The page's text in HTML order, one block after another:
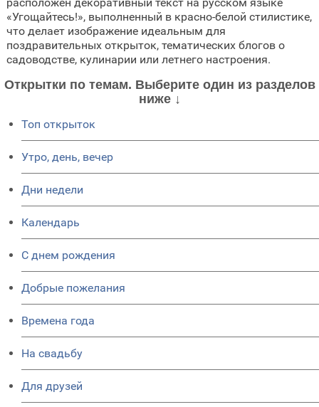
«Угощайтесь!», выполненный в красно-белой стилистике,
что делает изображение идеальным для
поздравительных открыток, тематических блогов о
садоводстве, кулинарии или летнего настроения.
Открытки по темам. Выберите один из разделов
ниже ↓
Топ открыток
Утро, день, вечер
Дни недели
Календарь
C днем рождения
Добрые пожелания
Времена года
На свадьбу
Для друзей